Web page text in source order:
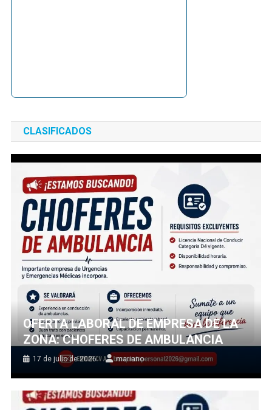
CLASIFICADOS
OFERTA LABORAL DE EMPRESA DE LA
ZONA: CHOFERES DE AMBULANCIA
17 de julio de 2026 mariano